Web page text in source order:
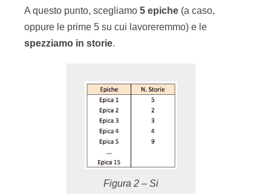
A questo punto, scegliamo 5 epiche (a caso,
oppure le prime 5 su cui lavoreremmo) e le
spezziamo in storie.
Figura 2 – Si